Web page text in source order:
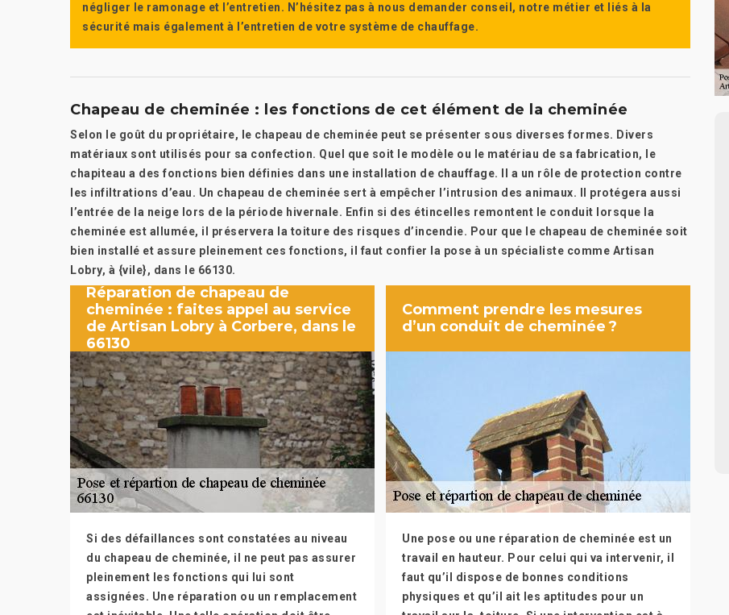
négliger le ramonage et l’entretien. N’hésitez pas à nous demander conseil, notre métier et liés à la
sécurité mais également à l’entretien de votre système de chauffage.
Chapeau de cheminée : les fonctions de cet élément de la cheminée
Selon le goût du propriétaire, le chapeau de cheminée peut se présenter sous diverses formes. Divers
matériaux sont utilisés pour sa confection. Quel que soit le modèle ou le matériau de sa fabrication, le
chapiteau a des fonctions bien définies dans une installation de chauffage. Il a un rôle de protection contre
les infiltrations d’eau. Un chapeau de cheminée sert à empêcher l’intrusion des animaux. Il protégera aussi
l’entrée de la neige lors de la période hivernale. Enfin si des étincelles remontent le conduit lorsque la
cheminée est allumée, il préservera la toiture des risques d’incendie. Pour que le chapeau de cheminée soit
bien installé et assure pleinement ces fonctions, il faut confier la pose à un spécialiste comme Artisan
Lobry, à {vile}, dans le 66130.
Réparation de chapeau de
cheminée : faites appel au service
de Artisan Lobry à Corbere, dans le
66130
Si des défaillances sont constatées au niveau
du chapeau de cheminée, il ne peut pas assurer
pleinement les fonctions qui lui sont
assignées. Une réparation ou un remplacement
Comment prendre les mesures
d’un conduit de cheminée ?
Une pose ou une réparation de cheminée est un
travail en hauteur. Pour celui qui va intervenir, il
faut qu’il dispose de bonnes conditions
physiques et qu’il ait les aptitudes pour un